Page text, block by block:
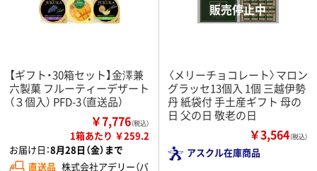
【ギフト・30箱セット】金澤兼
六製菓 フルーティーデザート
（３個入） PFD-3（直送品）
￥7,776（税込）
1箱あたり ￥259.2
お届け日：8月28日（金）まで
直送品 株式会社アデリー（バ
〈メリーチョコレート〉マロン
グラッセ13個入 1個 三越伊勢
丹 紙袋付 手土産ギフト 母の
日 父の日 敬老の日
￥3,564（税込）
アスクル在庫商品